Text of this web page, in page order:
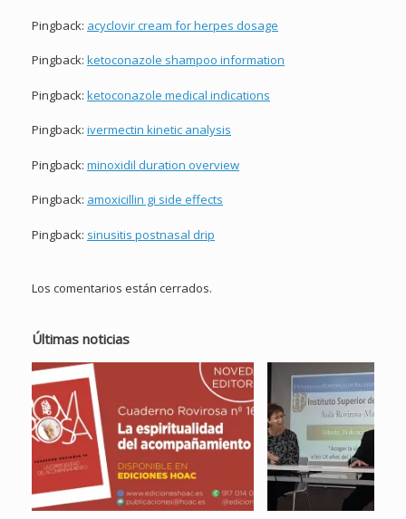
Pingback: acyclovir cream for herpes dosage
Pingback: ketoconazole shampoo information
Pingback: ketoconazole medical indications
Pingback: ivermectin kinetic analysis
Pingback: minoxidil duration overview
Pingback: amoxicillin gi side effects
Pingback: sinusitis postnasal drip
Los comentarios están cerrados.
Últimas noticias